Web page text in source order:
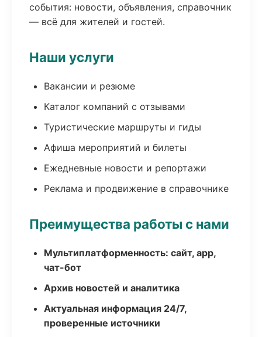
события: новости, объявления, справочник
— всё для жителей и гостей.
Наши услуги
Вакансии и резюме
Каталог компаний с отзывами
Туристические маршруты и гиды
Афиша мероприятий и билеты
Ежедневные новости и репортажи
Реклама и продвижение в справочнике
Преимущества работы с нами
Мультиплатформенность: сайт, app,
чат-бот
Архив новостей и аналитика
Актуальная информация 24/7,
проверенные источники